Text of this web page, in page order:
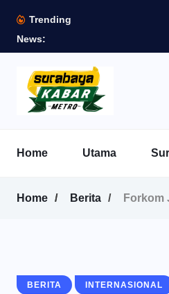
Trending
News:
Home Utama
Home Berita Forkom
BERITA INTERNASIONAL